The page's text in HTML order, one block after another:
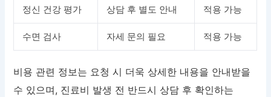
정신 건강 평가 상담 후 별도 안내 적용 가능
수면 검사 자세 문의 필요 적용 가능
비용 관련 정보는 요청 시 더욱 상세한 내용을 안내받을
수 있으며, 진료비 발생 전 반드시 상담 후 확인하는